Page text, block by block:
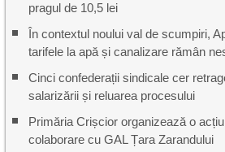
pragul de 10,5 lei
În contextul noului val de scumpiri,
tarifele la apă și canalizare rămân
Cinci confederații sindicale cer
salarizării și reluarea procesului
Primăria Crișcior organizează o
colaborare cu GAL Țara Zarandului